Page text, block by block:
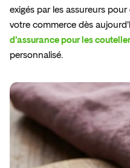
exigés par les assureurs
votre commerce dès
d'assurance pour les
personnalisé.